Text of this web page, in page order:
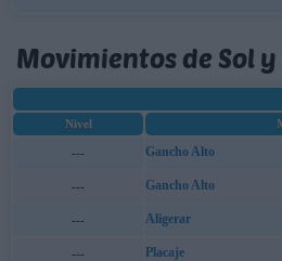
Movimientos de Sol y
Nivel
--- Gancho Alto
--- Gancho Alto
--- Aligerar
--- Placaje